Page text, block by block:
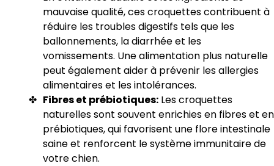
mauvaise qualité, ces croquettes contribuent à
réduire les troubles digestifs tels que les
ballonnements, la diarrhée et les
vomissements. Une alimentation plus naturelle
peut également aider à prévenir les allergies
alimentaires et les intolérances.
Fibres et prébiotiques: Les croquettes
naturelles sont souvent enrichies en fibres et en
prébiotiques, qui favorisent une flore intestinale
saine et renforcent le système immunitaire de
votre chien.